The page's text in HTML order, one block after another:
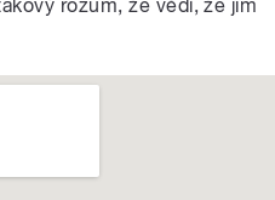
rozum, že vědí, že jim